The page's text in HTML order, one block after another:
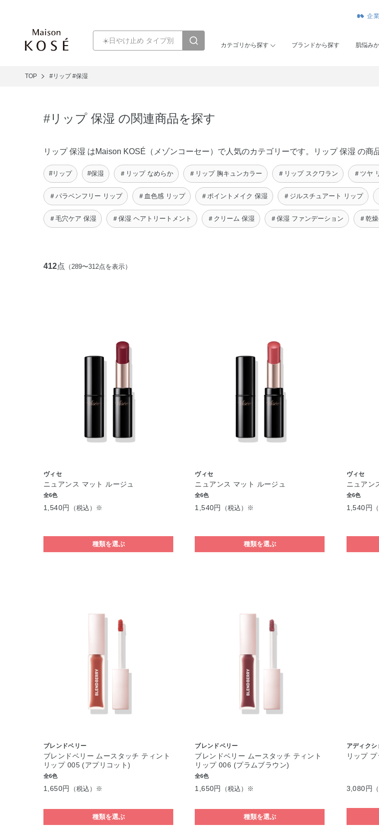
企
カテゴリから探す ブランドから探す 肌悩み
TOP #リップ #保湿
#リップ 保湿 の関連商品を探す
リップ 保湿 はMaison KOSÉ（メゾンコーセー）で人気のカテゴリーです。リップ 保湿 の商
#リップ #保湿 ＃リップ なめらか ＃リップ 胸キュンカラー ＃リップ スクワラン ＃ツヤ
＃パラベンフリー リップ ＃血色感 リップ ＃ポイントメイク 保湿 ＃ジルスチュアート リップ
＃毛穴ケア 保湿 ＃保湿 ヘアトリートメント ＃クリーム 保湿 ＃保湿 ファンデーション ＃乾
412点 （289〜312点を表示）
ヴィセ
ニュアンス マット ルージュ
全6色
1,540円 （税込）※
種類を選ぶ
ヴィセ
ニュアンス マット ルージュ
全6色
1,540円 （税込）※
種類を選ぶ
ヴィセ
ニュアン
全6色
1,540円
ブレンドベリー
ブレンドベリー ムースタッチ ティント
リップ 005 (アプリコット)
全6色
1,650円 （税込）※
種類を選ぶ
ブレンドベリー
ブレンドベリー ムースタッチ ティント
リップ 006 (プラムブラウン)
全6色
1,650円 （税込）※
種類を選ぶ
アディクシ
リップ
3,080円